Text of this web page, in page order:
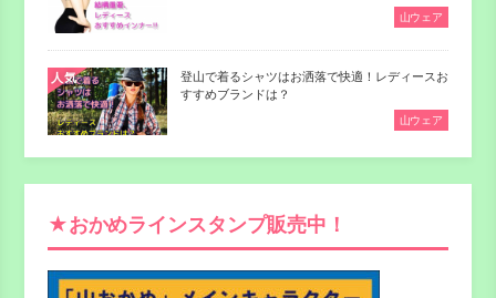
山ウェア
人気
登山で着るシャツはお洒落で快適！レディースお
すすめブランドは？
山ウェア
★おかめラインスタンプ販売中！